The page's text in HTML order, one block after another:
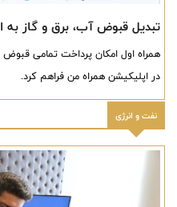
تبدیل قبوض آب، برق و گاز به
همراه اول امکان پرداخت تمامی قبوض
در اپلیکیشن همراه من فراهم کرد.
نفت و انرژی